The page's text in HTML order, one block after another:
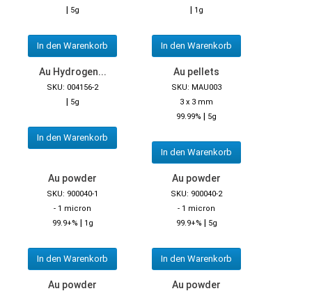
| 5g
In den Warenkorb
| 1g
In den Warenkorb
Au Hydrogen...
SKU: 004156-2
| 5g
In den Warenkorb
Au pellets
SKU: MAU003
3 x 3 mm
99.99% | 5g
In den Warenkorb
Au powder
SKU: 900040-1
- 1 micron
99.9+% | 1g
In den Warenkorb
Au powder
SKU: 900040-2
- 1 micron
99.9+% | 5g
In den Warenkorb
Au powder Au powder